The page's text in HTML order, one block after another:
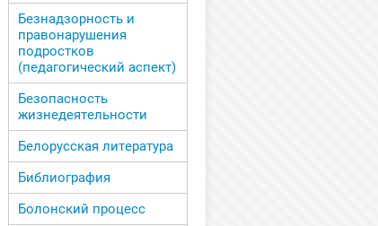
Безнадзорность и
правонарушения
подростков
(педагогический аспект)
Безопасность
жизнедеятельности
Белорусская литература
Библиография
Болонский процесс